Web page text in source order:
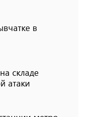
в
складе
атаки